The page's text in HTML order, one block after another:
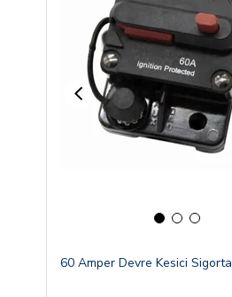
60 Amper Devre Kesici Sigorta